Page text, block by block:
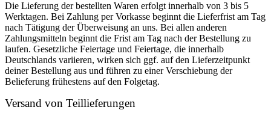
Die Lieferung der bestellten Waren erfolgt innerhalb von 3 bis 5
Werktagen. Bei Zahlung per Vorkasse beginnt die Lieferfrist am Tag
nach Tätigung der Überweisung an uns. Bei allen anderen
Zahlungsmitteln beginnt die Frist am Tag nach der Bestellung zu
laufen. Gesetzliche Feiertage und Feiertage, die innerhalb
Deutschlands variieren, wirken sich ggf. auf den Lieferzeitpunkt
deiner Bestellung aus und führen zu einer Verschiebung der
Belieferung frühestens auf den Folgetag.
Versand von Teillieferungen